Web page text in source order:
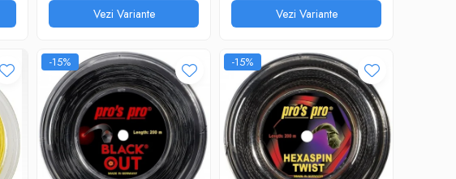
Vezi Variante Vezi Variante
-15% -15%